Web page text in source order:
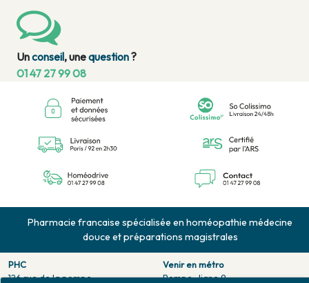
Unconseil, unequestion?
01 47 27 99 08
Pharmacie francaise spécialisée en homéopathie médecine
douce et préparations magistrales
PHC
126 rue de la pompe
Venir en métro
Pompe : ligne 9.